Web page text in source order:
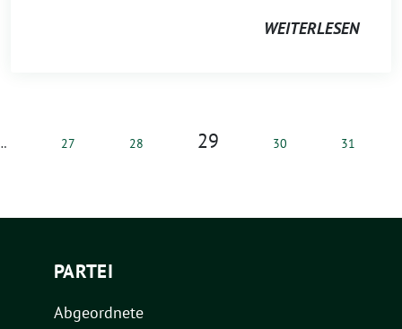
WEITERLESEN
27 28 29 30 31
PARTEI
Abgeordnete